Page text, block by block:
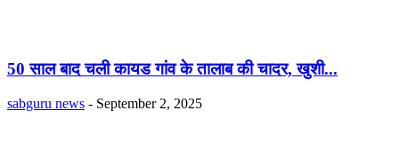
50 साल बाद चली कायड गांव के तालाब की चादर, खुशी...
sabguru news - September 2, 2025